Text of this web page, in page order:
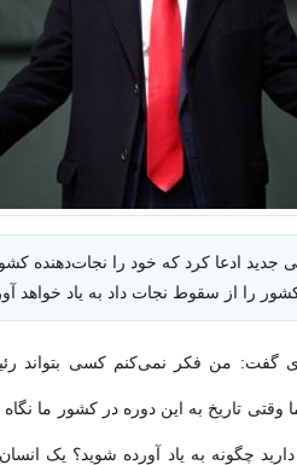
جدید ادعا کرد که خود را نجات‌دهنده
را از سقوط نجات داد به یاد خواهد
گفت: من فکر نمی‌کنم کسی بتواند
تاریخ به این دوره در کشور ما نگاه
چگونه به یاد آورده شوید؟ یک